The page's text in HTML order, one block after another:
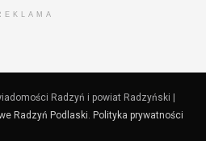
Radzyń i powiat Radzyński |
Radzyń Podlaski Polityka prywatności